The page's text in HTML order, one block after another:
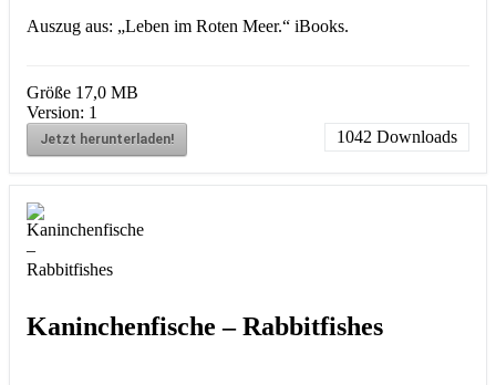
Auszug aus: „Leben im Roten Meer.“ iBooks.
Größe 17,0 MB
Version: 1
Jetzt herunterladen! 1042 Downloads
Kaninchenfische – Rabbitfishes